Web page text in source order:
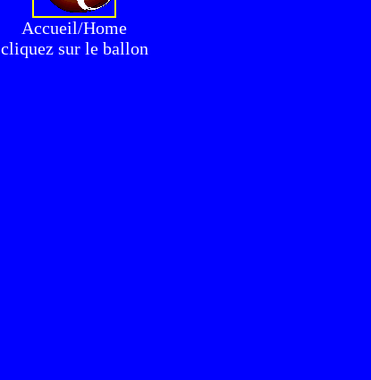
Accueil/Home
cliquez sur le ballon